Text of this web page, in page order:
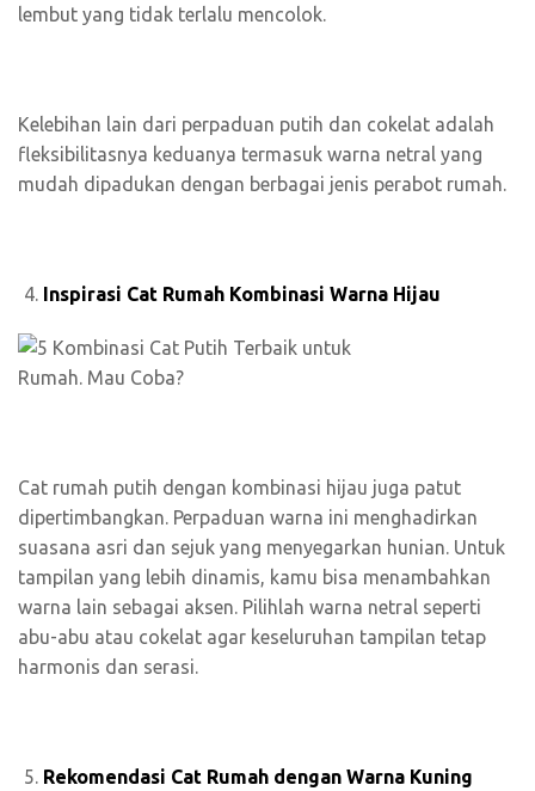
lembut yang tidak terlalu mencolok.
Kelebihan lain dari perpaduan putih dan cokelat adalah
fleksibilitasnya keduanya termasuk warna netral yang
mudah dipadukan dengan berbagai jenis perabot rumah.
Inspirasi Cat Rumah Kombinasi Warna Hijau
Cat rumah putih dengan kombinasi hijau juga patut
dipertimbangkan. Perpaduan warna ini menghadirkan
suasana asri dan sejuk yang menyegarkan hunian. Untuk
tampilan yang lebih dinamis, kamu bisa menambahkan
warna lain sebagai aksen. Pilihlah warna netral seperti
abu-abu atau cokelat agar keseluruhan tampilan tetap
harmonis dan serasi.
Rekomendasi Cat Rumah dengan Warna Kuning